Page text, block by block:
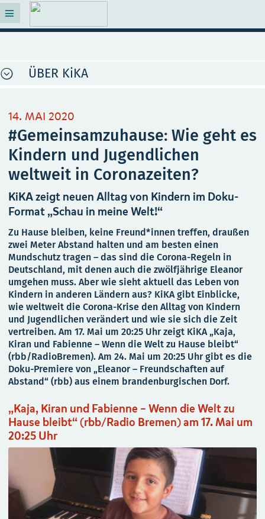
ÜBER KiKA
14. MAI 2020
#Gemeinsamzuhause: Wie geht es
Kindern und Jugendlichen
weltweit in Coronazeiten?
KiKA zeigt neuen Alltag von Kindern im Doku-
Format „Schau in meine Welt!“
Zu Hause bleiben, keine Freund*innen treffen, draußen
zwei Meter Abstand halten und am besten einen
Mundschutz tragen – das sind die Corona-Regeln in
Deutschland, mit denen auch die zwölfjährige Eleanor
umgehen muss. Aber wie sieht aktuell das Leben von
Kindern in anderen Ländern aus? KiKA gibt Einblicke,
wie weltweit die Corona-Krise den Alltag von Kindern
und Jugendlichen verändert und wie sie sich die Zeit
vertreiben. Am 17. Mai um 20:25 Uhr zeigt KiKA „Kaja,
Kiran und Fabienne – Wenn die Welt zu Hause bleibt“
(rbb/RadioBremen). Am 24. Mai um 20:25 Uhr gibt es die
Doku-Premiere von „Eleanor – Freundschaften auf
Abstand“ (rbb) aus einem brandenburgischen Dorf.
„Kaja, Kiran und Fabienne – Wenn die Welt zu
Hause bleibt“ (rbb/Radio Bremen) am 17. Mai um
20:25 Uhr